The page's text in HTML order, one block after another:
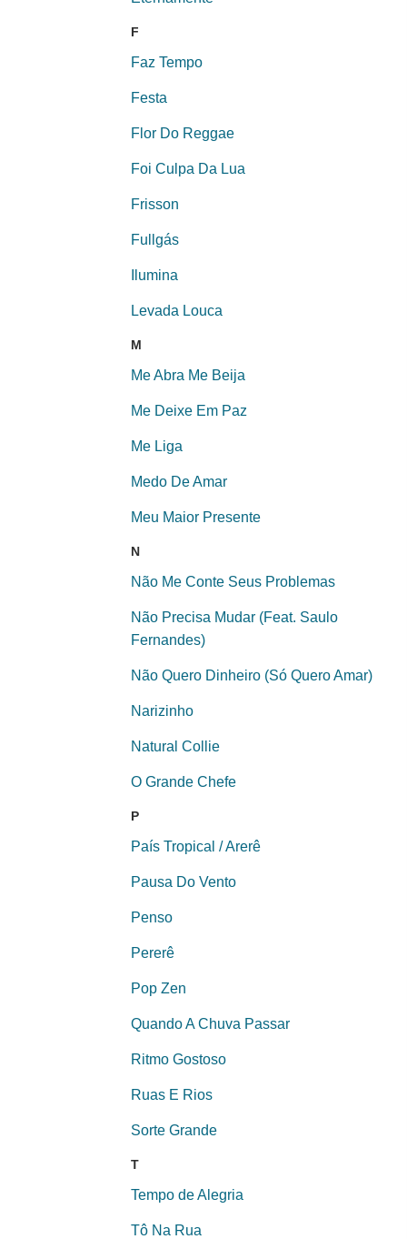
F
Faz Tempo
Festa
Flor Do Reggae
Foi Culpa Da Lua
Frisson
Fullgás
Ilumina
Levada Louca
M
Me Abra Me Beija
Me Deixe Em Paz
Me Liga
Medo De Amar
Meu Maior Presente
N
Não Me Conte Seus Problemas
Não Precisa Mudar (Feat. Saulo
Fernandes)
Não Quero Dinheiro (Só Quero Amar)
Narizinho
Natural Collie
O Grande Chefe
P
País Tropical / Arerê
Pausa Do Vento
Penso
Pererê
Pop Zen
Quando A Chuva Passar
Ritmo Gostoso
Ruas E Rios
Sorte Grande
T
Tempo de Alegria
Tô Na Rua